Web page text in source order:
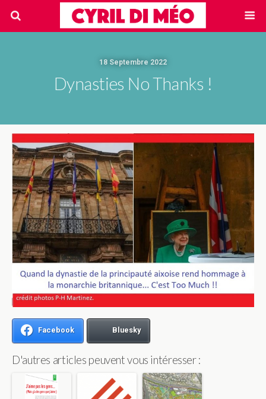
18 Septembre 2022
Dynasties No Thanks !
Facebook Bluesky
D'autres articles peuvent vous intéresser :